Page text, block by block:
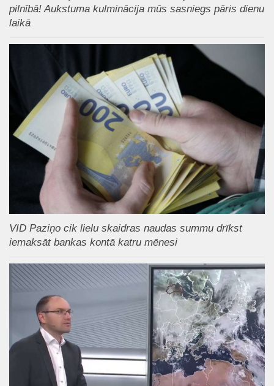
pilnībā! Aukstuma kulminācija mūs sasniegs pāris dienu
laikā
VID Paziņo cik lielu skaidras naudas summu drīkst
iemaksāt bankas kontā katru mēnesi